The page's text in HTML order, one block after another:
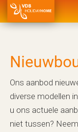
Ons aanbod
diverse modellen
u ons actuele
niet tussen?